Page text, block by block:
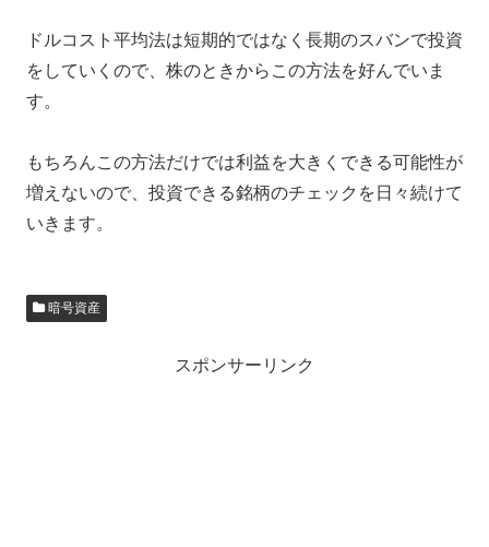
ドルコスト平均法は短期的ではなく長期のスバンで投資
をしていくので、株のときからこの方法を好んでいま
す。
もちろんこの方法だけでは利益を大きくできる可能性が
増えないので、投資できる銘柄のチェックを日々続けて
いきます。
暗号資産
スポンサーリンク